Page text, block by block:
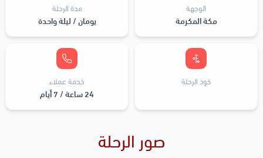
الوجهة
مكة المكرمة
مدة الرحلة
يومان / ليلة واحدة
كود الرحلة خدمة عملاء
24 ساعة / 7 أيام
صور الرحلة